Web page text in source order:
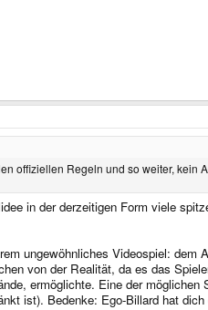
offiziellen Regeln und so weiter, kein
in der derzeitigen Form viele
ungewöhnliches Videospiel: dem
von der Realität, da es das
ermöglichte. Eine der
ist). Bedenke: Ego-Billard hat